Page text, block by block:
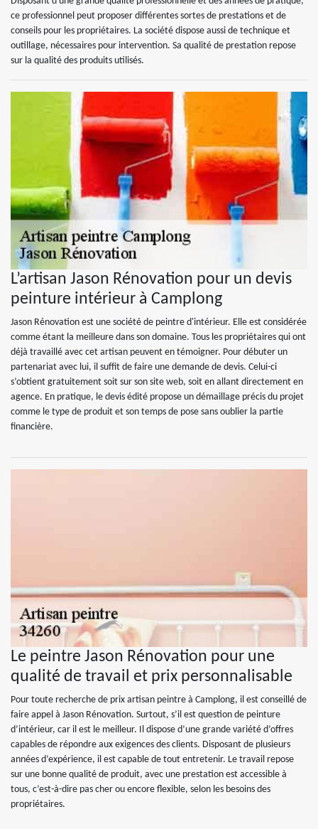
ce professionnel peut proposer différentes sortes de prestations et de
conseils pour les propriétaires. La société dispose aussi de technique et
outillage, nécessaires pour intervention. Sa qualité de prestation repose
sur la qualité des produits utilisés.
L’artisan Jason Rénovation pour un devis
peinture intérieur à Camplong
Jason Rénovation est une société de peintre d'intérieur. Elle est considérée
comme étant la meilleure dans son domaine. Tous les propriétaires qui ont
déjà travaillé avec cet artisan peuvent en témoigner. Pour débuter un
partenariat avec lui, il suffit de faire une demande de devis. Celui-ci
s’obtient gratuitement soit sur son site web, soit en allant directement en
agence. En pratique, le devis édité propose un démaillage précis du projet
comme le type de produit et son temps de pose sans oublier la partie
financière.
Le peintre Jason Rénovation pour une
qualité de travail et prix personnalisable
Pour toute recherche de prix artisan peintre à Camplong, il est conseillé de
faire appel à Jason Rénovation. Surtout, s’il est question de peinture
d’intérieur, car il est le meilleur. Il dispose d’une grande variété d’offres
capables de répondre aux exigences des clients. Disposant de plusieurs
années d’expérience, il est capable de tout entretenir. Le travail repose
sur une bonne qualité de produit, avec une prestation est accessible à
tous, c’est-à-dire pas cher ou encore flexible, selon les besoins des
propriétaires.